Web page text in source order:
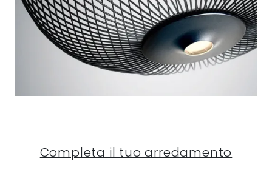
Completa il tuo arredamento